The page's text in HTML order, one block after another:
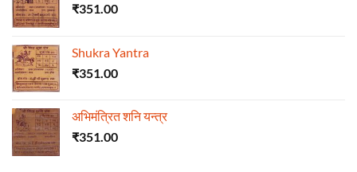
₹351.00
Shukra Yantra
₹351.00
अभिमंत्रित शनि यन्त्र
₹351.00